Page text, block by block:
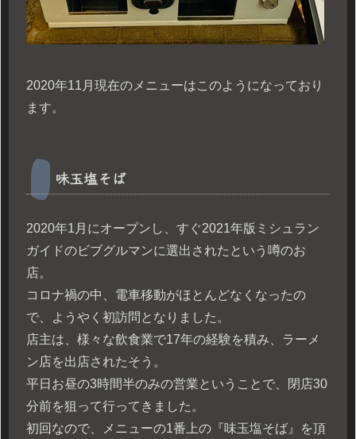
2020年11月現在のメニューはこのようになっており
ます。
味玉塩そば
2020年1月にオープンし、すぐ2021年版ミシュラン
ガイドのビブグルマンに選出されたという噂のお
店。
コロナ禍の中、電車移動がほとんどなくなったの
で、ようやく初訪問となりました。
店主は、様々な飲食業で17年の経験を積み、ラーメ
ン店を出店されたそう。
平日お昼の3時間半のみの営業ということで、閉店30
分前を狙って行ってきました。
初回なので、メニューの1番上の『味玉塩そば』を頂